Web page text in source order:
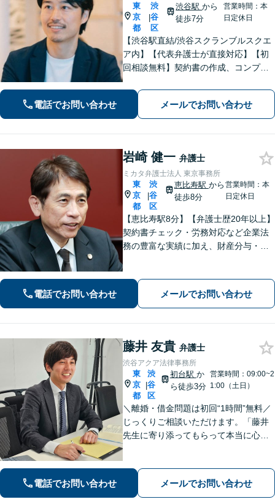
東
京
都
|
渋
谷
区
渋谷駅から
徒歩7分
営業時間：本
日定休日
【渋谷駅直結/渋谷スクランブルスクエ
ア内】【代表弁護士が直接対応】【初
回相談無料】契約書の作成、コンプラ
ら、離婚や相続、労働トラブルなど幅
広く対応可能｡早期解決に向けて尽力し
ます【渋谷区周辺企業様からのご相談
歓迎】
電話でお問い合わせ メールでお問い合わせ
岩崎 健一 弁護士
ミカタ弁護士法人 東京事務所
東
京
都
|
渋
谷
区
恵比寿駅 から
徒歩8分
営業時間：本
日定休日
【恵比寿駅8分】【弁護士歴20年以上】
契約書チェック・労務対応など企業法
務の豊富な実績に加え、財産分与・親
寄り添い最適な解決を目指します。
【初回相談可能】【WEB面談可能】
電話でお問い合わせ メールでお問い合わせ
藤井 友貴 弁護士
渋谷アクア法律事務所
東
京
都
|
渋
谷
区
初台駅 か
ら徒歩3分
営業時間：09:00~2
1:00（土日）
＼離婚・借金問題は初回“1時間”無料／
じっくりご相談いただけます。「藤井
先生に寄り添ってもらって本当に心強
に真剣に向き合います【休日・夜間相
談可／完全個室】【企業法務も対応】
電話でお問い合わせ メールでお問い合わせ